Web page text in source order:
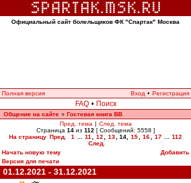
Официальный сайт болельщиков ФК "Спартак" Москва
Полная версия Вход • Регистрация
FAQ • Поиск
Общение на сайте » Гостевая книга ВВ
Пред. тема | След. тема
Страница 14из 112 [ Сообщений: 5558 ]
На страницу Пред. 1 11 12 13 14 15 16 17
112
След.
Начать новую тему
Добавить
Версия для печати
01.12.2021 - 31.12.2021